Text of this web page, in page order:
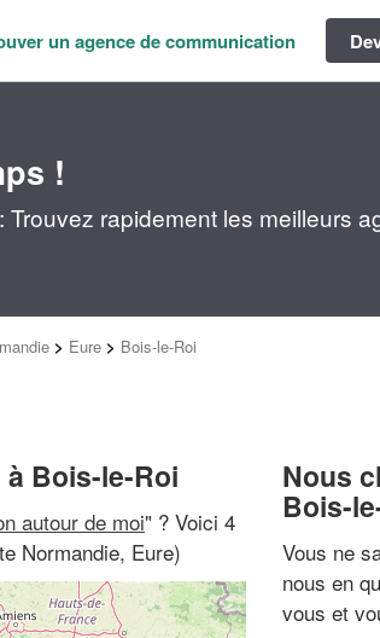
un agence de communication
!
rapidement les meilleurs
> Eure > Bois-le-Roi
Bois-le-Roi
autour de moi" ? Voici 4
Normandie, Eure)
Nous
Bois-
Vous ne
nous en
vous et